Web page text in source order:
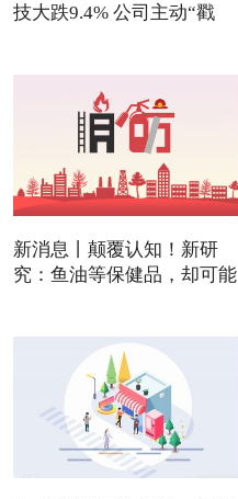
技大跌9.4% 公司主动“戳
新消息丨颠覆认知！新研
究：鱼油等保健品，却可能